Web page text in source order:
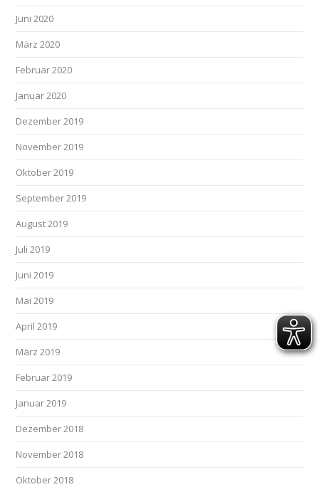
Juni 2020
März 2020
Februar 2020
Januar 2020
Dezember 2019
November 2019
Oktober 2019
September 2019
August 2019
Juli 2019
Juni 2019
Mai 2019
April 2019
März 2019
Februar 2019
Januar 2019
Dezember 2018
November 2018
Oktober 2018